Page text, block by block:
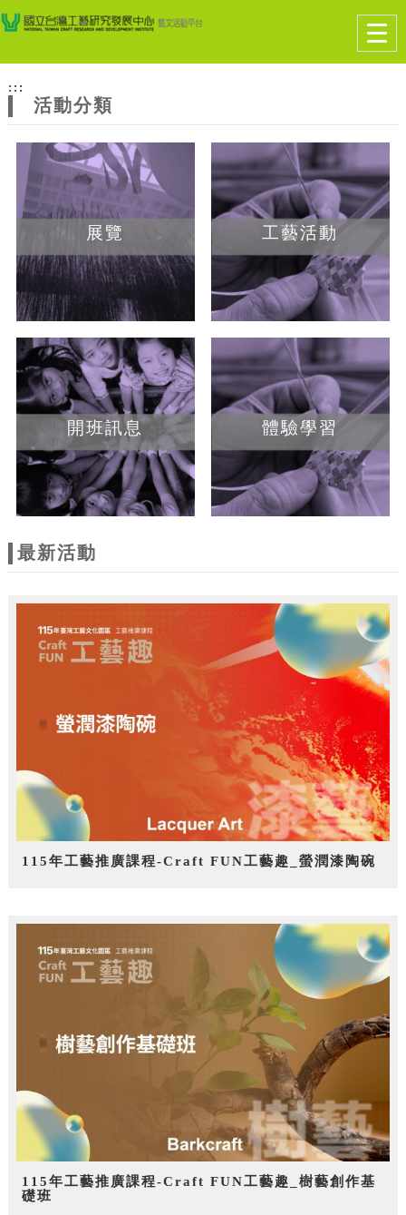
網
站
主
題
跳到主要內容
網站導覽
:::
活動分類
展覽 工藝活動
開班訊息 體驗學習
最新活動
115年工藝推廣課程-Craft FUN工藝趣_螢潤漆陶碗
115年工藝推廣課程-Craft FUN工藝趣_樹藝創作基
礎班